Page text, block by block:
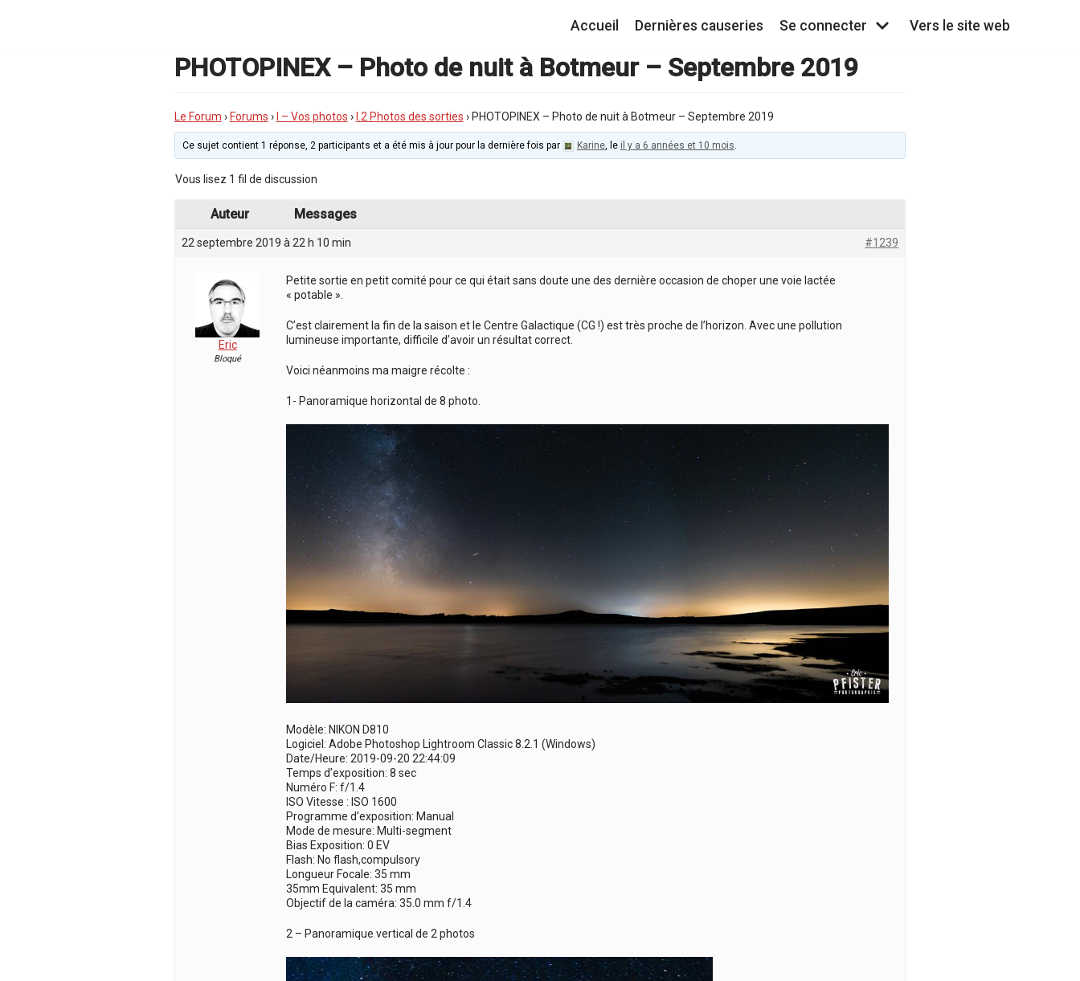
Accueil Dernières causeries Se connecter Vers le site web
PHOTOPINEX – Photo de nuit à Botmeur – Septembre 2019
Le Forum › Forums › I – Vos photos › I.2 Photos des sorties › PHOTOPINEX – Photo de nuit à Botmeur – Septembre 2019
Ce sujet contient 1 réponse, 2 participants et a été mis à jour pour la dernière fois par Karine, le il y a 6 années et 10 mois.
Vous lisez 1 fil de discussion
Auteur Messages
22 septembre 2019 à 22 h 10 min #1239
Eric
Bloqué
Petite sortie en petit comité pour ce qui était sans doute une des dernière occasion de choper une voie lactée
« potable ».
C’est clairement la fin de la saison et le Centre Galactique (CG !) est très proche de l’horizon. Avec une pollution
lumineuse importante, difficile d’avoir un résultat correct.
Voici néanmoins ma maigre récolte :
1- Panoramique horizontal de 8 photo.
Modèle: NIKON D810
Logiciel: Adobe Photoshop Lightroom Classic 8.2.1 (Windows)
Date/Heure: 2019-09-20 22:44:09
Temps d’exposition: 8 sec
Numéro F: f/1.4
ISO Vitesse : ISO 1600
Programme d’exposition: Manual
Mode de mesure: Multi-segment
Bias Exposition: 0 EV
Flash: No flash,compulsory
Longueur Focale: 35 mm
35mm Equivalent: 35 mm
Objectif de la caméra: 35.0 mm f/1.4
2 – Panoramique vertical de 2 photos